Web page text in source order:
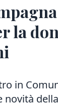
la
in